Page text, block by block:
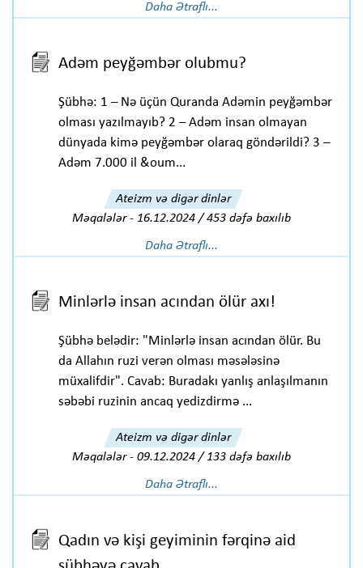
Daha Ətraflı...
Adəm peyğəmbər olubmu?
Şübhə: 1 – Nə üçün Quranda Adəmin peyğəmbər
olması yazılmayıb? 2 – Adəm insan olmayan
dünyada kimə peyğəmbər olaraq göndərildi? 3 –
Adəm 7.000 il &oum...
Ateizm və digər dinlər
Məqalələr- 16.12.2024 / 453 dəfə baxılıb
Daha Ətraflı...
Minlərlə insan acından ölür axı!
Şübhə belədir: "Minlərlə insan acından ölür. Bu
da Allahın ruzi verən olması məsələsinə
müxalifdir". Cavab: Buradakı yanlış anlaşılmanın
səbəbi ruzinin ancaq yedizdirmə ...
Ateizm və digər dinlər
Məqalələr- 09.12.2024 / 133 dəfə baxılıb
Daha Ətraflı...
Qadın və kişi geyiminin fərqinə aid